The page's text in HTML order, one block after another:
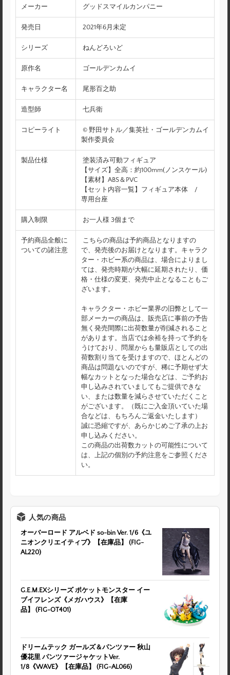
メーカー グッドスマイルカンパニー
発売日 2021年6月未定
シリーズ ねんどろいど
原作名 ゴールデンカムイ
キャラクター名 尾形百之助
造型師 七兵衛
コピーライト
© 野田サトル／集英社・ゴールデンカムイ
製作委員会
製品仕様
塗装済み可動フィギュア
【サイズ】全高：約100mm(ノンスケール)
【素材】ABS＆PVC
【セット内容一覧】フィギュア本体 /
専用台座
購入制限 お一人様 3個まで
予約商品全般に
ついての諸注意
こちらの商品は予約商品となりますの
で、発売後のお届けとなります。キャラク
ター・ホビー系の商品は、場合によりまし
ては、発売時期が大幅に延期されたり、価
格・仕様の変更、発売中止となることもご
ざいます。
キャラクター・ホビー業界の旧弊として一
部メーカーの商品は、販売店に事前の予告
無く発売間際に出荷数量が削減されること
があります。当店では余裕を持って予約を
うけており、問屋からも量販店としての出
荷数割り当てを受けますので、ほとんどの
商品は問題ないのですが、稀に予期せず大
幅なカットとなった場合などは、ご予約お
申し込みされていましてもご提供できな
い、または数量を減らさせていただくこと
がございます。（既にご入金頂いていた場
合などは、もちろんご返金いたします）
誠に恐縮ですが、あらかじめご了承の上お
申し込みください。
この商品の出荷数カットの可能性について
は、上記の個別の予約注意をご参照くださ
い。
人気の商品
オーバーロード アルベド so-bin Ver. 1/6《ユ
ニオンクリエイティブ》【在庫品】 (FIG-
AL220)
G.E.M.EXシリーズ ポケットモンスター イー
ブイフレンズ《メガハウス》【在庫
品】 (FIG-OT401)
ドリームテック ガールズ＆パンツァー 秋山
優花里 パンツァージャケットVer.
1/8《WAVE》【在庫品】 (FIG-AL066)